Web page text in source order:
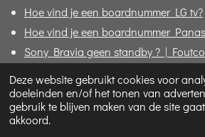
Deze website gebruikt cookies voor
doeleinden en/of het tonen van
gebruik te blijven maken van de site
akkoord.
Hoe vind je een boardnummer LG tv?
Hoe vind je een boardnummer
Sony Bravia geen standby ? |
© 2020 - 2026 Replace4u - De TV
Powered by